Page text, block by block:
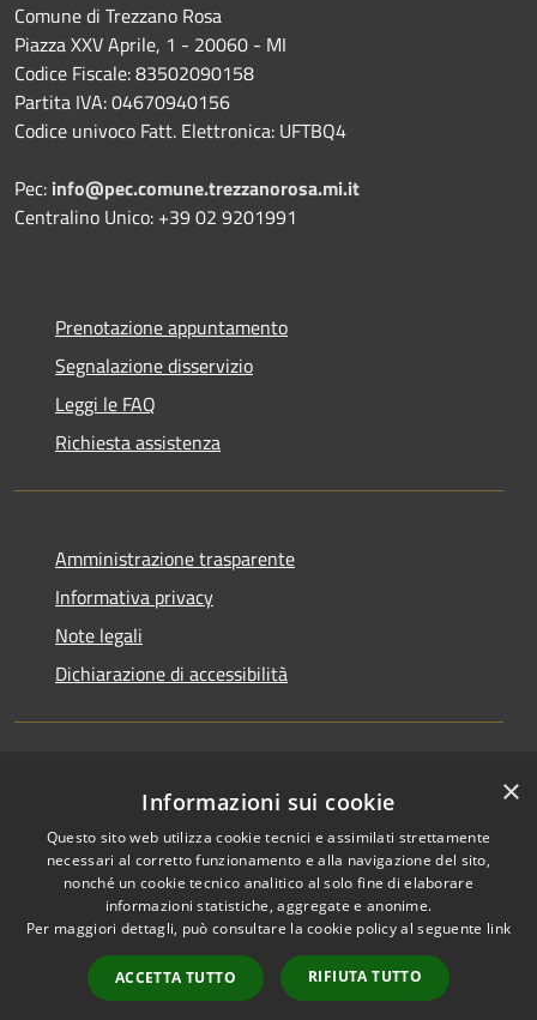
Comune di Trezzano Rosa
Piazza XXV Aprile, 1 - 20060 - MI
Codice Fiscale: 83502090158
Partita IVA: 04670940156
Codice univoco Fatt. Elettronica: UFTBQ4
Pec: info@pec.comune.trezzanorosa.mi.it
Centralino Unico: +39 02 9201991
Prenotazione appuntamento
Segnalazione disservizio
Leggi le FAQ
Richiesta assistenza
Amministrazione trasparente
Informativa privacy
Note legali
Dichiarazione di accessibilità
Privacy
Cookie
Mappa del sito
Intranet
Accessibilità e
segnalazioni di non
Accesso redazione ×
Informazioni sui cookie
Questo sito web utilizza cookie tecnici e assimilati strettamente
necessari al corretto funzionamento e alla navigazione del sito,
nonché un cookie tecnico analitico al solo fine di elaborare
informazioni statistiche, aggregate e anonime.
Per maggiori dettagli, può consultare la cookie policy al seguente link
ACCETTA TUTTO RIFIUTA TUTTO